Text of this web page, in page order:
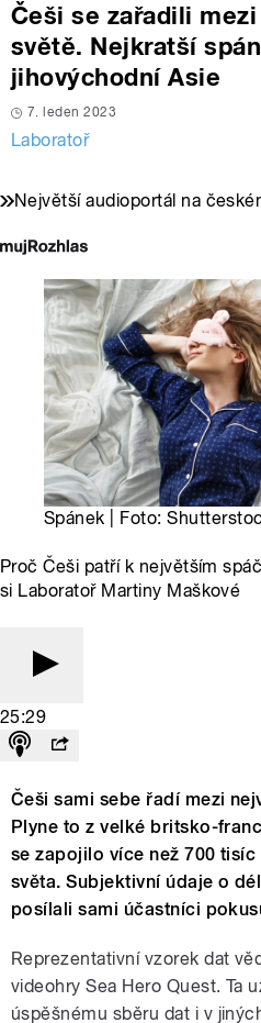
Češi se zařadili
světě. Nejkratší
jihovýchodní Asie
7. leden 2023
Laboratoř
Největší audioportál na
Spánek | Foto:
Proč Češi patří k největším
si Laboratoř Martiny Maškové
25:29
Češi sami sebe řadí mezi
Plyne to z velké britsko-
se zapojilo více než 700
světa. Subjektivní údaje o
posílali sami účastníci
Reprezentativní vzorek dat
videohry Sea Hero Quest. Ta
úspěšnému sběru dat i v